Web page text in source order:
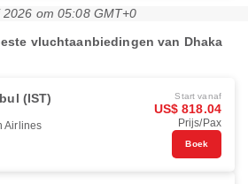
2026 om 05:08 GMT+0
vluchtaanbiedingen van Dhaka
(IST)
Airlines
Start vanaf
US$ 818.04
Prijs/Pax
Boek